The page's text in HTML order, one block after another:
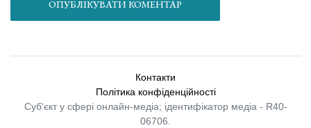
ОПУБЛІКУВАТИ КОМЕНТАР
Контакти
Політика конфіденційності
Суб'єкт у сфері онлайн-медіа; ідентифікатор медіа - R40-
06706.